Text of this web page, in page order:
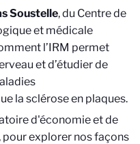
Soustelle, du Centre de
et médicale
l’IRM permet
et d’étudier de
la sclérose en plaques.
d'économie et de
, pour explorer nos façons